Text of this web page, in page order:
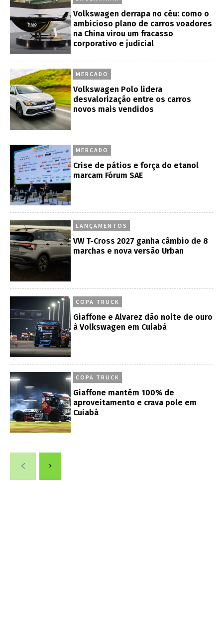
Volkswagen derrapa no céu: como o
ambicioso plano de carros voadores
na China virou um fracasso
corporativo e judicial
MERCADO
Volkswagen Polo lidera
desvalorização entre os carros
novos mais vendidos
MERCADO
Crise de pátios e força do etanol
marcam Fórum SAE
LANÇAMENTOS
VW T-Cross 2027 ganha câmbio de 8
marchas e nova versão Urban
COPA TRUCK
Giaffone e Alvarez dão noite de ouro
à Volkswagen em Cuiabá
COPA TRUCK
Giaffone mantém 100% de
aproveitamento e crava pole em
Cuiabá